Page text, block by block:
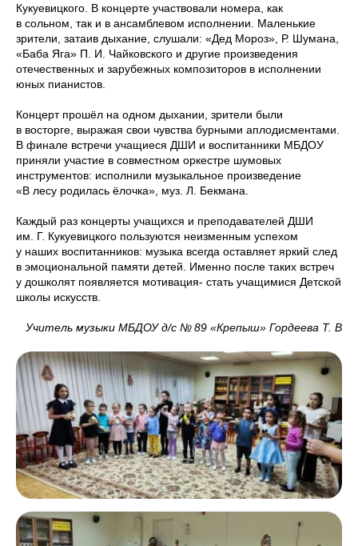
Кукуевицкого. В концерте участвовали номера, как
в сольном, так и в ансамблевом исполнении. Маленькие
зрители, затаив дыхание, слушали: «Дед Мороз», Р. Шумана,
«Баба Яга» П. И. Чайковского и другие произведения
отечественных и зарубежных композиторов в исполнении
юных пианистов.
Концерт прошёл на одном дыхании, зрители были
в восторге, выражая свои чувства бурными аплодисментами.
В финале встречи учащиеся ДШИ и воспитанники МБДОУ
приняли участие в совместном оркестре шумовых
инструментов: исполнили музыкальное произведение
«В лесу родилась ёлочка», муз. Л. Бекмана.
Каждый раз концерты учащихся и преподавателей ДШИ
им. Г. Кукуевицкого пользуются неизменным успехом
у наших воспитанников: музыка всегда оставляет яркий след
в эмоциональной памяти детей. Именно после таких встреч
у дошколят появляется мотивация- стать учащимися Детской
школы искусств.
Учитель музыки МБДОУ д/с № 89 «Крепыш» Гордеева Т. В